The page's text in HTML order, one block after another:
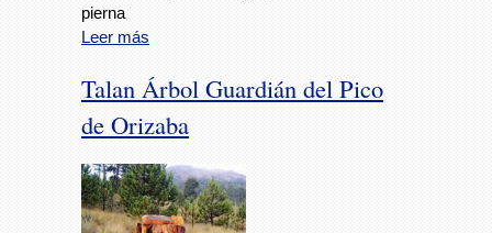
pierna
Leer más
Talan Árbol Guardián del Pico
de Orizaba